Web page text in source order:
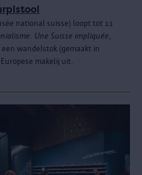
national suisse) loopt tot 11
Une Suisse impliquée ,
wandelstok (gemaakt in
makelij uit.